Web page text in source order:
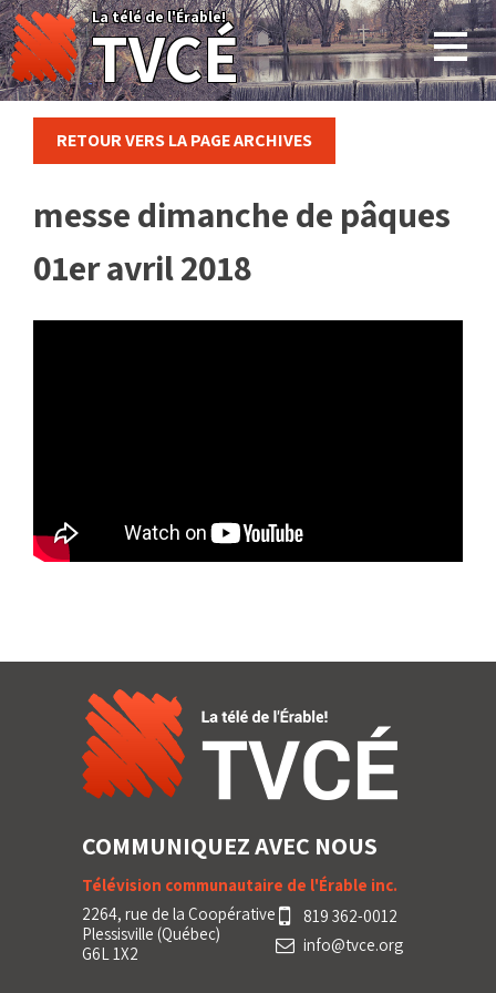
Skip
to
content
La télé de l'Érable!
TVCÉ
RETOUR VERS LA PAGE ARCHIVES
messe dimanche de pâques
01er avril 2018
COMMUNIQUEZ AVEC NOUS
Télévision communautaire de l'Érable inc.
2264, rue de la Coopérative
Plessisville (Québec)
G6L 1X2
819 362-0012
info@tvce.org